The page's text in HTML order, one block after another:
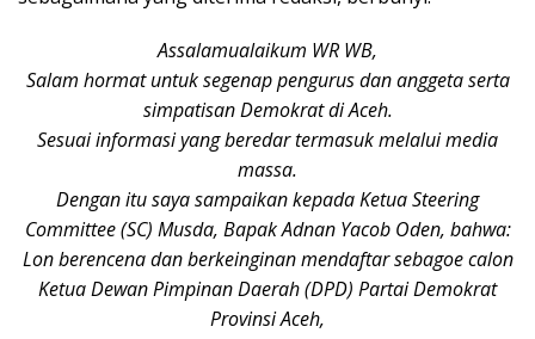
Assalamualaikum WR WB,
Salam hormat untuk segenap pengurus dan anggeta serta
simpatisan Demokrat di Aceh.
Sesuai informasi yang beredar termasuk melalui media
massa.
Dengan itu saya sampaikan kepada Ketua Steering
Committee (SC) Musda, Bapak Adnan Yacob Oden, bahwa:
Lon berencena dan berkeinginan mendaftar sebagoe calon
Ketua Dewan Pimpinan Daerah (DPD) Partai Demokrat
Provinsi Aceh,